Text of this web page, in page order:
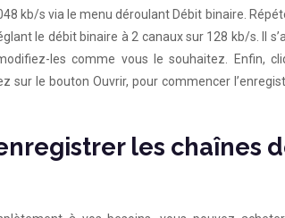
kb/s via le menu déroulant Débit binaire.
le débit binaire à 2 canaux sur 128 kb/s. Il
les comme vous le souhaitez. Enfin,
sur le bouton Ouvrir, pour commencer
les chaînes